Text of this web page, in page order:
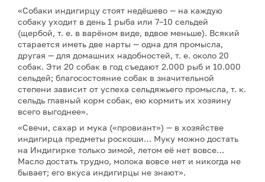
«Собаки индигирцу стоят недёшево — на каждую
собаку уходит в день 1 рыба или 7–10 сельдей
(щербой, т. е. в варёном виде, вдвое меньше). Всякий
старается иметь две нарты — одна для промысла,
другая — для домашних надобностей, т. е. около 20
собак. Эти 20 собак в год съедают 2.000 рыб и 10.000
сельдей; благосостояние собак в значительной
степени зависит от успеха сельдяжьего промысла, т. к.
сельдь главный корм собак, ею кормить их хозяину
всего выгоднее».
«Свечи, сахар и мука («провиант») — в хозяйстве
индигирца предметы роскоши… Муку можно достать
на Индигирке только зимой, летом её нет вовсе…
Масло достать трудно, молока вовсе нет и никогда не
бывает; его вкуса индигирцы не знают».